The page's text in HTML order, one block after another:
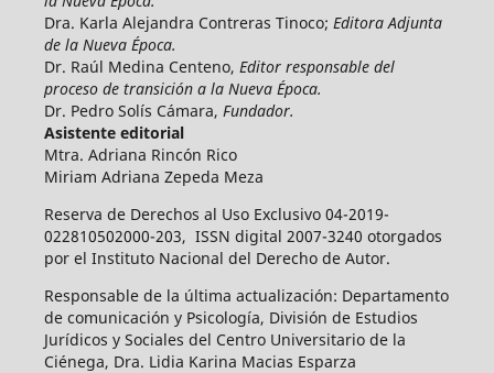
Dra. Karla Alejandra Contreras Tinoco; Editora Adjunta
de la Nueva Época.
Dr. Raúl Medina Centeno, Editor responsable del
proceso de transición a la Nueva Época.
Dr. Pedro Solís Cámara, Fundador.
Asistente editorial
Mtra. Adriana Rincón Rico
Miriam Adriana Zepeda Meza
Reserva de Derechos al Uso Exclusivo 04-2019-
022810502000-203, ISSN digital 2007-3240 otorgados
por el Instituto Nacional del Derecho de Autor.
Responsable de la última actualización: Departamento
de comunicación y Psicología, División de Estudios
Jurídicos y Sociales del Centro Universitario de la
Ciénega, Dra. Lidia Karina Macias Esparza